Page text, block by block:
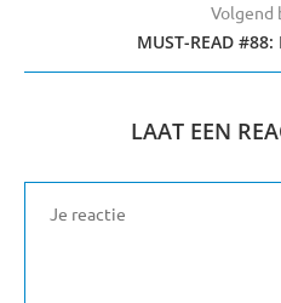
Volgend
MUST-READ #88:
LAAT EEN